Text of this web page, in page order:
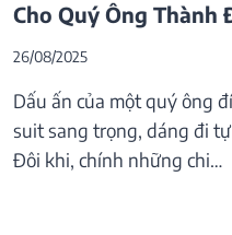
Cho Quý Ông Thành
26/08/2025
Dấu ấn của một quý ông
suit sang trọng, dáng đi
Đôi khi, chính những chi…